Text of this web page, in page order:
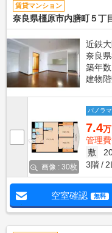
賃貸マンション
奈良県橿原市内膳町５丁
近鉄
奈良
築年数
建物
画像 : 30枚
パノラマ
7.4
管理
敷
3階
空室確認 無料